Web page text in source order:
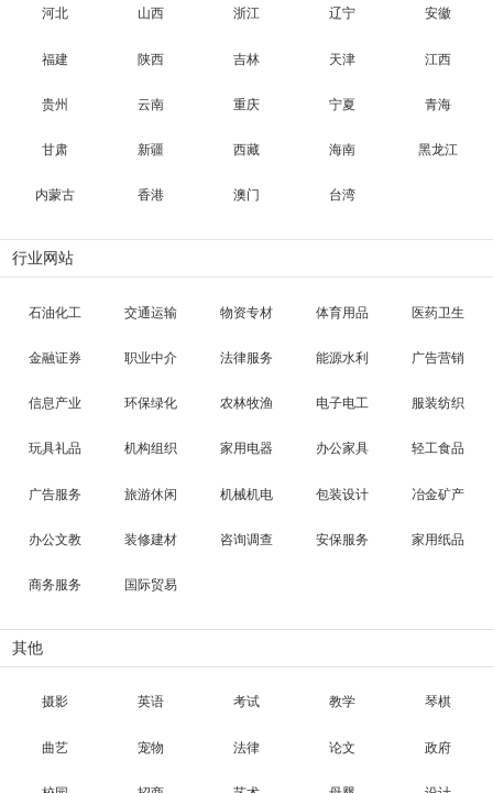
河北 山西 浙江 辽宁 安徽
福建 陕西 吉林 天津 江西
贵州 云南 重庆 宁夏 青海
甘肃 新疆 西藏 海南 黑龙江
内蒙古 香港 澳门 台湾
行业网站
石油化工 交通运输 物资专材 体育用品 医药卫生
金融证券 职业中介 法律服务 能源水利 广告营销
信息产业 环保绿化 农林牧渔 电子电工 服装纺织
玩具礼品 机构组织 家用电器 办公家具 轻工食品
广告服务 旅游休闲 机械机电 包装设计 冶金矿产
办公文教 装修建材 咨询调查 安保服务 家用纸品
商务服务 国际贸易
其他
摄影 英语 考试 教学 琴棋
曲艺 宠物 法律 论文 政府